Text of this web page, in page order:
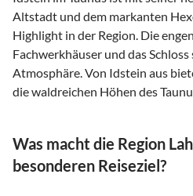
Altstadt und dem markanten
Highlight in der Region. Die
Fachwerkhäuser und das
Atmosphäre. Von Idstein aus
die waldreichen Höhen des
Was macht die Region
besonderen Reiseziel?